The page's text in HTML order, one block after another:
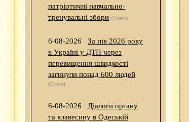
патріотичні навчально-
тренувальні збори (Слово)
6-08-2026
За пів 2026 року
в Україні у ДТП через
перевищення швидкості
загинули понад 600 людей
(Слово)
6-08-2026
Діалоги органу
та клавесину в Одеській